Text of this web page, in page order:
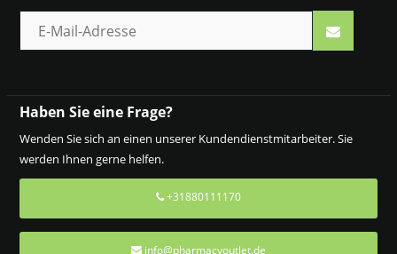
Haben Sie eine Frage?
Wenden Sie sich an einen unserer Kundendienstmitarbeiter. Sie
werden Ihnen gerne helfen.
+31880111170
info@pharmacyoutlet.de